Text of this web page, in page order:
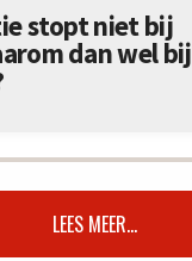
stopt niet bij
dan wel bij
LEES MEER...